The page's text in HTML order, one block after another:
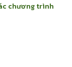
chương trình